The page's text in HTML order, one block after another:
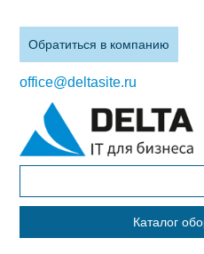
Обратиться в компанию
office@deltasite.ru
Каталог